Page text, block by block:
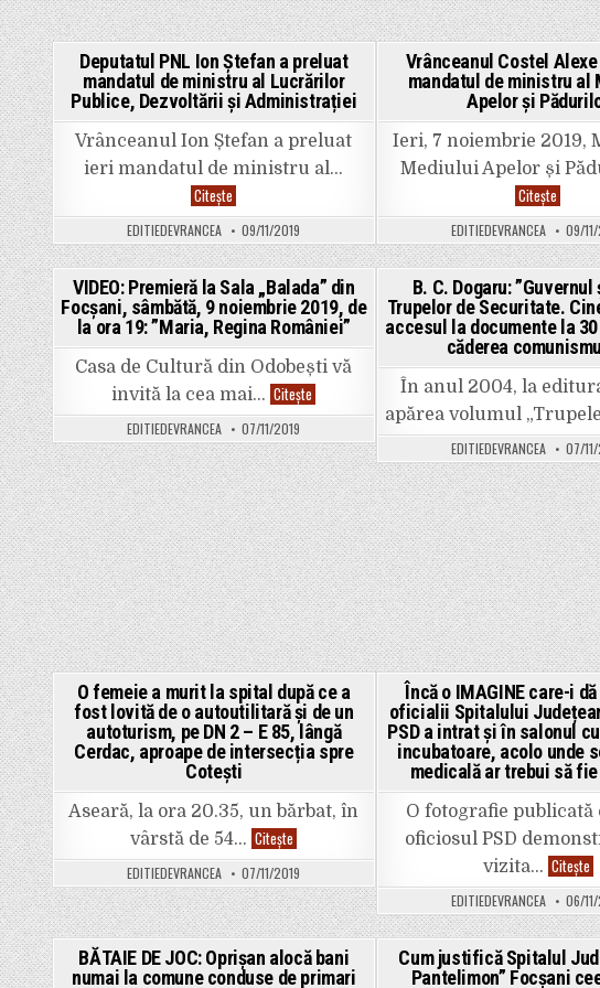
din
acest
an!
Lista
celor
14
Posted
in
Deputatul PNL Ion Ștefan a preluat
mandatul de ministru al Lucrărilor
Publice, Dezvoltării și Administrației
Vrânceanul Ion Ștefan a preluat
ieri mandatul de ministru al…
Citește
PNL
Ion
Ștefan
a
preluat
mandatul
de
ministru
al
Lucrărilor
Publice,
Dezvoltării
și
Administrației
EDITIEDEVRANCEA 09/11/2019
Posted
in
Vrânceanul Costel
mandatul de ministru al
Apelor și
Ieri, 7 noiembrie 2019,
Mediului Apelor și
Citește
Costel
Alexe
a
preluat
de
al
Apelor
și
EDITIEDEVRANCEA 09/
Posted
in
VIDEO: Premieră la Sala „Balada” din
Focșani, sâmbătă, 9 noiembrie 2019, de
la ora 19: ”Maria, Regina României”
Casa de Cultură din Odobești vă
invită la cea mai… Citește
Premieră
la
„Balada”
din
Focșani,
sâmbătă,
9
noiembrie
2019,
de
la
ora
19:
”Maria,
Regina
României”
EDITIEDEVRANCEA 07/11/2019
Posted
in
B. C. Dogaru:
Trupelor de Securitate.
accesul la documente la
căderea
În anul 2004, la
apărea volumul
EDITIEDEVRANCEA 07/
Posted
in
O femeie a murit la spital după ce a
fost lovită de o autoutilitară și de un
autoturism, pe DN 2 – E 85, lângă
Cerdac, aproape de intersecția spre
Cotești
Aseară, la ora 20.35, un bărbat, în
vârstă de 54… Citește
femeie
a
murit
la
spital
după
ce
a
fost
lovită
EDITIEDEVRANCEA 07/11/2019
Posted
in
Încă o IMAGINE care-i
oficialii Spitalului
PSD a intrat și în salonul
incubatoare, acolo unde
medicală ar trebui să
O fotografie publicată
oficiosul PSD
vizita… CiteșteÎncă
o
i
dă
EDITIEDEVRANCEA 06/
Posted
BĂTAIE DE JOC: Oprișan alocă bani
numai la comune conduse de primari
Posted
Cum justifică Spitalul
Pantelimon” Focșani